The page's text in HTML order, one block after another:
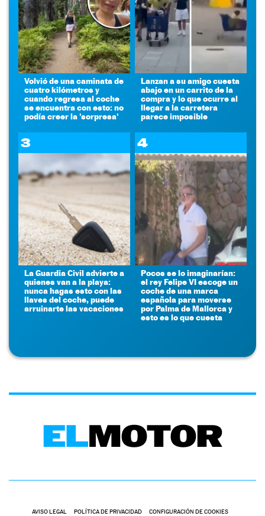
Volvió de una caminata de
cuatro kilómetros y
cuando regresa al coche
se encuentra con esto: no
podía creer la 'sorpresa'
Lanzan a su amigo cuesta
abajo en un carrito de la
compra y lo que ocurre al
llegar a la carretera
parece imposible
3
La Guardia Civil advierte a
quienes van a la playa:
nunca hagas esto con las
llaves del coche, puede
arruinarte las vacaciones
4
Pocos se lo imaginarían:
el rey Felipe VI escoge un
coche de una marca
española para moverse
por Palma de Mallorca y
esto es lo que cuesta
AVISO LEGAL POLÍTICA DE PRIVACIDAD CONFIGURACIÓN DE COOKIES